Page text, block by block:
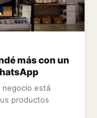
más con un
negocio está
productos